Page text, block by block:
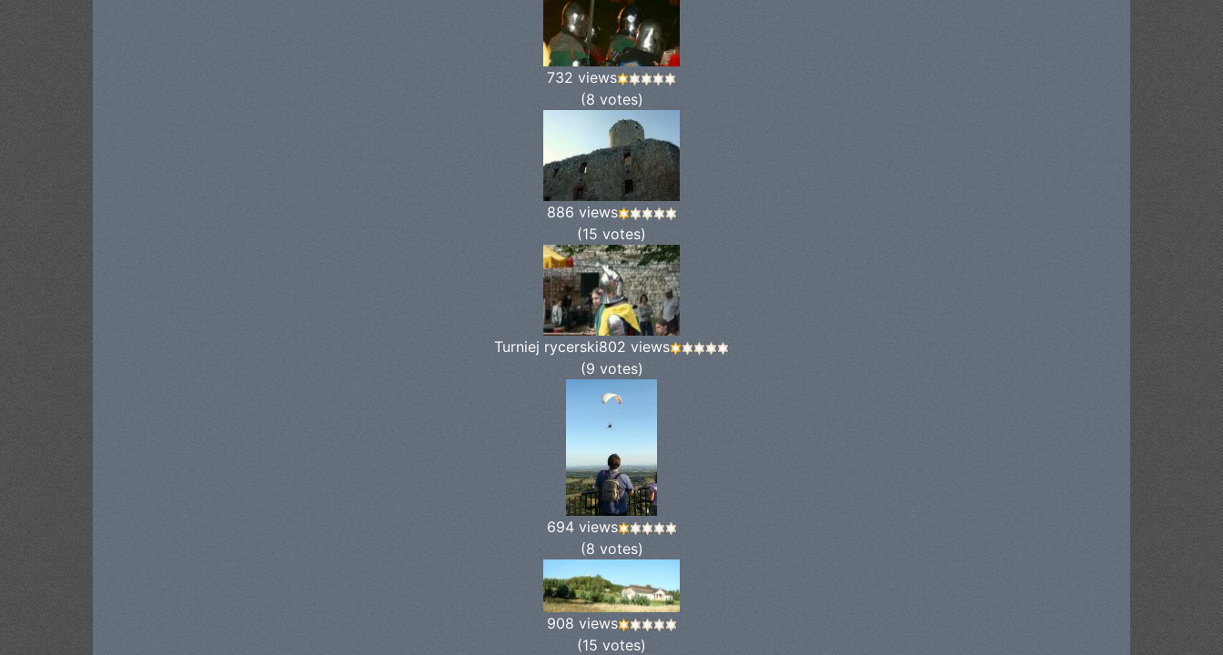
732 views
(8 votes)
886 views
(15 votes)
Turniej rycerski802 views
(9 votes)
694 views
(8 votes)
908 views
(15 votes)